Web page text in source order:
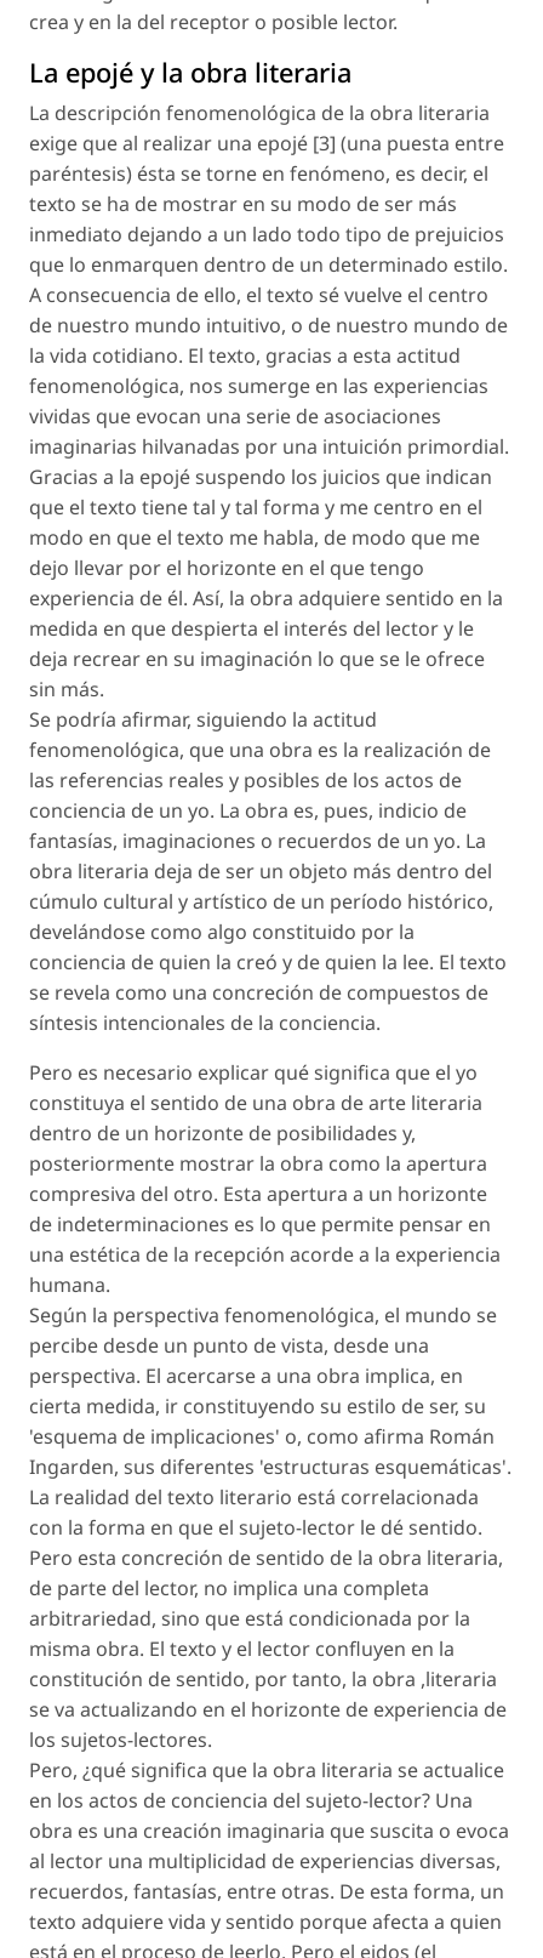
crea y en la del receptor o posible lector.
La epojé y la obra literaria
La descripción fenomenológica de la obra literaria
exige que al realizar una epojé [3] (una puesta entre
paréntesis) ésta se torne en fenómeno, es decir, el
texto se ha de mostrar en su modo de ser más
inmediato dejando a un lado todo tipo de prejuicios
que lo enmarquen dentro de un determinado estilo.
A consecuencia de ello, el texto sé vuelve el centro
de nuestro mundo intuitivo, o de nuestro mundo de
la vida cotidiano. El texto, gracias a esta actitud
fenomenológica, nos sumerge en las experiencias
vividas que evocan una serie de asociaciones
imaginarias hilvanadas por una intuición primordial.
Gracias a la epojé suspendo los juicios que indican
que el texto tiene tal y tal forma y me centro en el
modo en que el texto me habla, de modo que me
dejo llevar por el horizonte en el que tengo
experiencia de él. Así, la obra adquiere sentido en la
medida en que despierta el interés del lector y le
deja recrear en su imaginación lo que se le ofrece
sin más.
Se podría afirmar, siguiendo la actitud
fenomenológica, que una obra es la realización de
las referencias reales y posibles de los actos de
conciencia de un yo. La obra es, pues, indicio de
fantasías, imaginaciones o recuerdos de un yo. La
obra literaria deja de ser un objeto más dentro del
cúmulo cultural y artístico de un período histórico,
develándose como algo constituido por la
conciencia de quien la creó y de quien la lee. El texto
se revela como una concreción de compuestos de
síntesis intencionales de la conciencia.
Pero es necesario explicar qué significa que el yo
constituya el sentido de una obra de arte literaria
dentro de un horizonte de posibilidades y,
posteriormente mostrar la obra como la apertura
compresiva del otro. Esta apertura a un horizonte
de indeterminaciones es lo que permite pensar en
una estética de la recepción acorde a la experiencia
humana.
Según la perspectiva fenomenológica, el mundo se
percibe desde un punto de vista, desde una
perspectiva. El acercarse a una obra implica, en
cierta medida, ir constituyendo su estilo de ser, su
'esquema de implicaciones' o, como afirma Román
Ingarden, sus diferentes 'estructuras esquemáticas'.
La realidad del texto literario está correlacionada
con la forma en que el sujeto-lector le dé sentido.
Pero esta concreción de sentido de la obra literaria,
de parte del lector, no implica una completa
arbitrariedad, sino que está condicionada por la
misma obra. El texto y el lector confluyen en la
constitución de sentido, por tanto, la obra ,literaria
se va actualizando en el horizonte de experiencia de
los sujetos-lectores.
Pero, ¿qué significa que la obra literaria se actualice
en los actos de conciencia del sujeto-lector? Una
obra es una creación imaginaria que suscita o evoca
al lector una multiplicidad de experiencias diversas,
recuerdos, fantasías, entre otras. De esta forma, un
texto adquiere vida y sentido porque afecta a quien
está en el proceso de leerlo. Pero el eidos (el